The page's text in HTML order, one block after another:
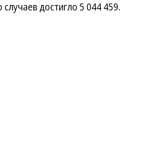
достигло 5 044 459.